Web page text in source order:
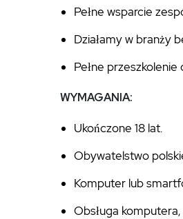
Pełne wsparcie
Działamy w branży
Pełne
WYMAGANIA:
Ukończone 18 lat.
Obywatelstwo
Komputer lub
Obsługa